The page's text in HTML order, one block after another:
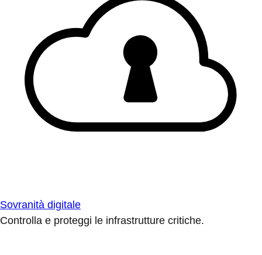
Sovranità digitale
Controlla e proteggi le infrastrutture critiche.